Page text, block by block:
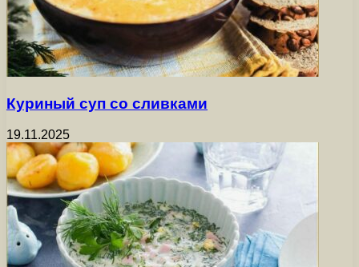
Куриный суп со сливками
19.11.2025